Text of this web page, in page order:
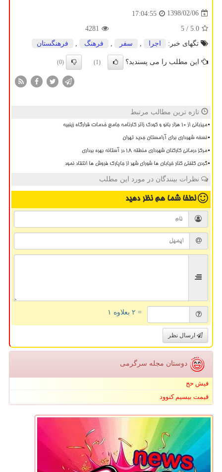
1398/02/06
17:04:55
5.0
/ 5
4281
تگهای خبر:
اجرا سفر فرهنگ فرهنگستان
این مطلب را می پسندید؟ (1)
(0)
تازه ترین مطالب مرتبط
میزبانی از ۱۰ هزار بانو و کودک زائر کارنامه جامع خدمات قرارگاه زینبیه
نسخه شهرداری برای آرامستان جدید تهران
مرکز درمانی کارکنان شهرداری منطقه ۱۸ در آستانه بهره برداری
گردن کلفتی کنار خیابان ها شورای شهر از جاپارک فروش ها انتقاد نمود
نظرات بینندگان در مورد این مطلب
لطفا شما همنظر دهید
= ۲ بعلاوه ۱
ارسال نظر
دوستان مجله سرگرمی
فیش حج
قیمت بیسیم کنوود